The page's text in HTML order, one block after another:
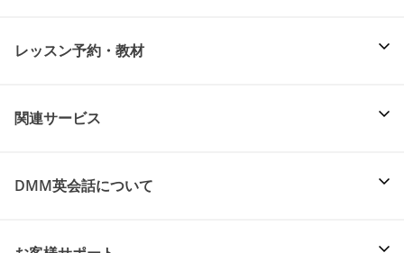
レッスン予約・教材
関連サービス
DMM英会話について